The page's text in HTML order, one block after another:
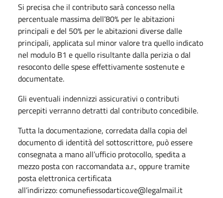
Si precisa che il contributo sarà concesso nella
percentuale massima dell’80% per le abitazioni
principali e del 50% per le abitazioni diverse dalle
principali, applicata sul minor valore tra quello indicato
nel modulo B1 e quello risultante dalla perizia o dal
resoconto delle spese effettivamente sostenute e
documentate.
Gli eventuali indennizzi assicurativi o contributi
percepiti verranno detratti dal contributo concedibile.
Tutta la documentazione, corredata dalla copia del
documento di identità del sottoscrittore, può essere
consegnata a mano all’ufficio protocollo, spedita a
mezzo posta con raccomandata a.r., oppure tramite
posta elettronica certificata
all’indirizzo:comunefiessodartico.ve@legalmail.it